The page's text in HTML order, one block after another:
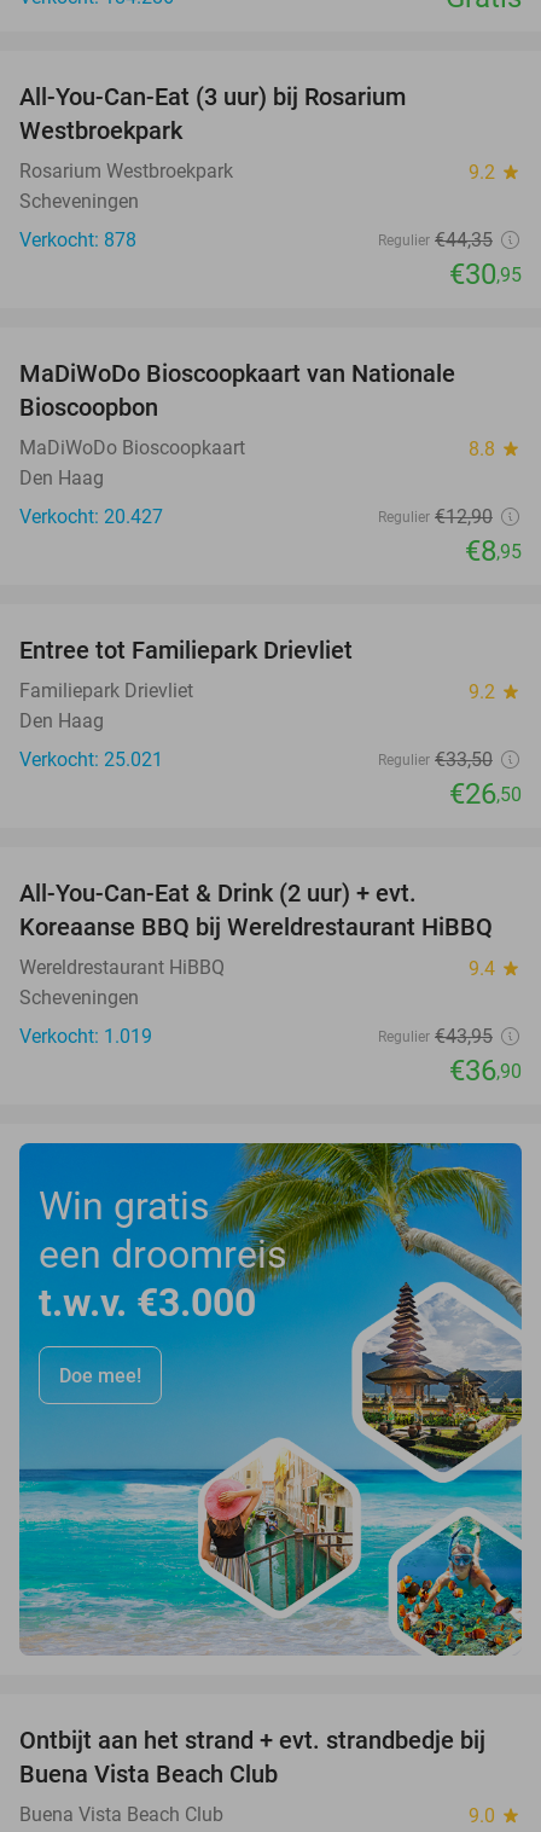
All-You-Can-Eat (3 uur) bij Rosarium
Westbroekpark
Rosarium Westbroekpark 9.2 star
Scheveningen
Verkocht: 878
Regulier €44,35
€30,95
MaDiWoDo Bioscoopkaart van Nationale
Bioscoopbon
MaDiWoDo Bioscoopkaart 8.8 star
Den Haag
Verkocht: 20.427
Regulier €12,90
€8,95
Entree tot Familiepark Drievliet
Familiepark Drievliet 9.2 star
Den Haag
Verkocht: 25.021
Regulier €33,50
€26,50
All-You-Can-Eat & Drink (2 uur) + evt.
Koreaanse BBQ bij Wereldrestaurant HiBBQ
Wereldrestaurant HiBBQ 9.4 star
Scheveningen
Verkocht: 1.019
Regulier €43,95
€36,90
Win gratis
een droomreis
t.w.v. €3.000
Doe mee!
54%
Ontbijt aan het strand + evt. strandbedje bij
Buena Vista Beach Club
Buena Vista Beach Club 9.0 star